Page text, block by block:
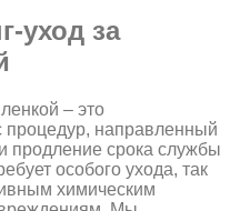
уход за
– это
процедур, направленный
продление срока службы
особого ухода, так
химическим